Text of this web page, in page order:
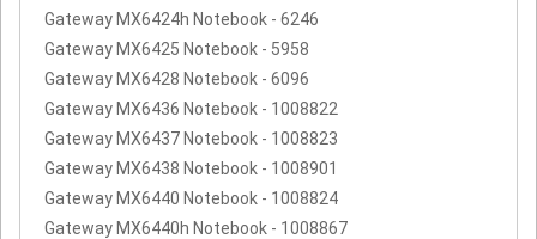
Gateway MX6424h Notebook - 6246
Gateway MX6425 Notebook - 5958
Gateway MX6428 Notebook - 6096
Gateway MX6436 Notebook - 1008822
Gateway MX6437 Notebook - 1008823
Gateway MX6438 Notebook - 1008901
Gateway MX6440 Notebook - 1008824
Gateway MX6440h Notebook - 1008867